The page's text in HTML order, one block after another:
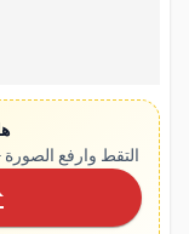
التقط وارفع